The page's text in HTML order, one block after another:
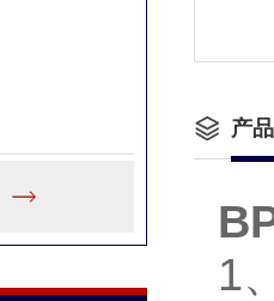
产
1